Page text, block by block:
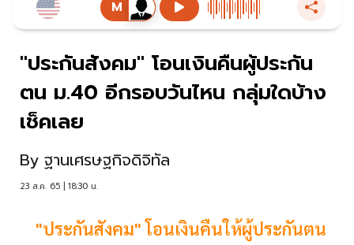
"ประกันสังคม" โอนเงินคืนผู้ประกัน
ตน ม.40 อีกรอบวันไหน กลุ่มใดบ้าง
เช็คเลย
By ฐานเศรษฐกิจดิจิทัล
23 ส.ค. 65 | 18:30 น.
"ประกันสังคม" โอนเงินคืนให้ผู้ประกันตน